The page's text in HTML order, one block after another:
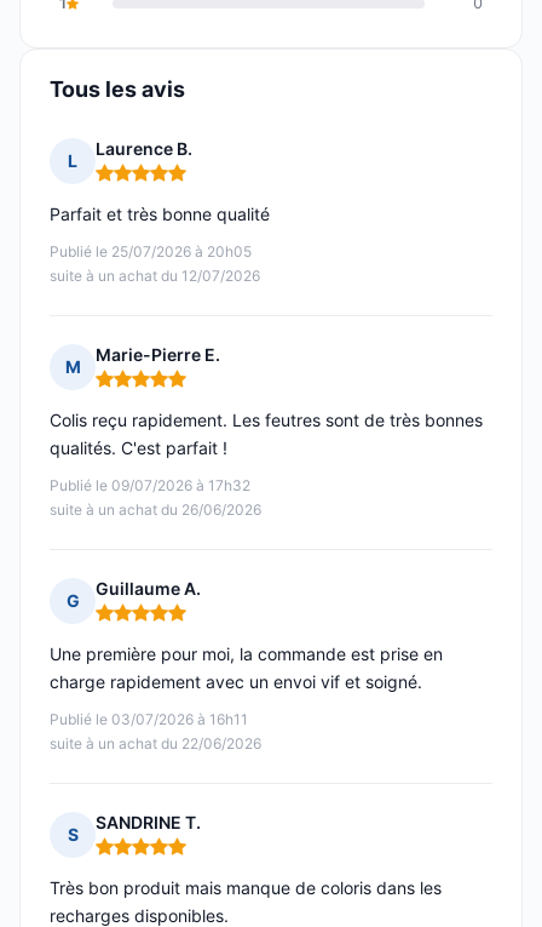
Tous les avis
L
Laurence B.
Note : 5 sur 5
Publié le 25/07/2026 à 20h05
suite à un achat du 12/07/2026
Parfait et très bonne qualité
M
Marie-Pierre E.
Note : 5 sur 5
Publié le 09/07/2026 à 17h32
suite à un achat du 26/06/2026
Colis reçu rapidement. Les feutres sont de très bonnes
qualités. C'est parfait !
G
Guillaume A.
Note : 5 sur 5
Publié le 03/07/2026 à 16h11
suite à un achat du 22/06/2026
Une première pour moi, la commande est prise en
charge rapidement avec un envoi vif et soigné.
S
SANDRINE T.
Note : 5 sur 5
Très bon produit mais manque de coloris dans les
recharges disponibles.